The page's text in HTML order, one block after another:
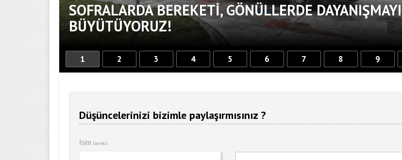
SOFRALARDA BEREKETİ, GÖNÜLLERDE DAYANIŞMAYI
BÜYÜTÜYORUZ!
1 2 3 4 5 6 7 8 9
Düşüncelerinizi bizimle paylaşırmısınız ?
İsim Gerekli